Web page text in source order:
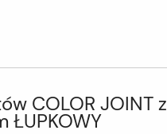
COLOR JOINT z
ŁUPKOWY